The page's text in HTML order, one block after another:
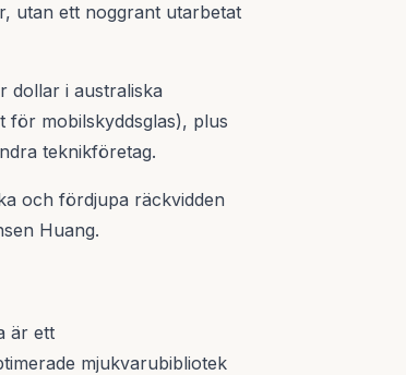
utan ett noggrant utarbetat
dollar i australiska
för mobilskyddsglas), plus
teknikföretag.
och fördjupa räckvidden
Huang.
är ett
mjukvarubibliotek